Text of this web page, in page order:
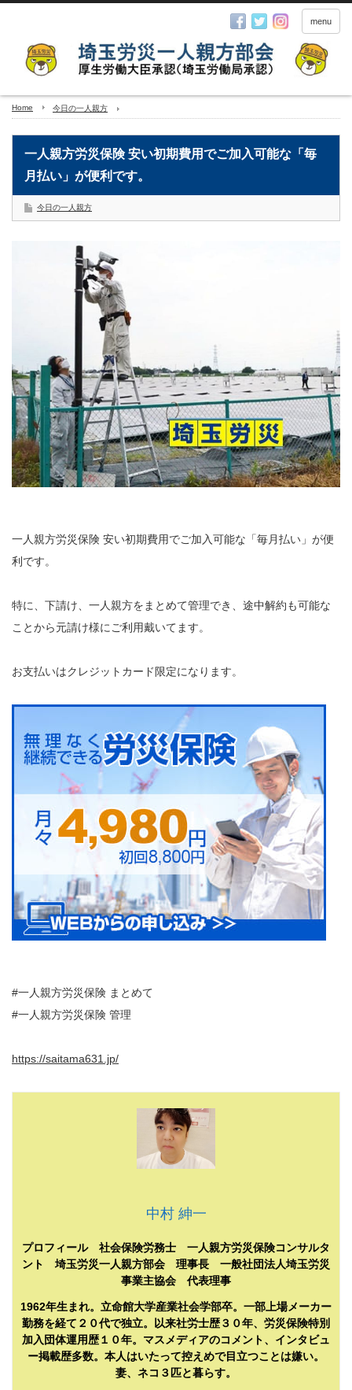
menu
Home 今日の一人親方
一人親方労災保険 安い初期費用でご加入可能な「毎
月払い」が便利です。
今日の一人親方
一人親方労災保険 安い初期費用でご加入可能な「毎月払い」が便
利です。
特に、下請け、一人親方をまとめて管理でき、途中解約も可能な
ことから元請け様にご利用戴いてます。
お支払いはクレジットカード限定になります。
#一人親方労災保険 まとめて
#一人親方労災保険 管理
https://saitama631.jp/
中村 紳一
プロフィール 社会保険労務士 一人親方労災保険コンサルタ
ント 埼玉労災一人親方部会 理事長 一般社団法人埼玉労災
事業主協会 代表理事
1962年生まれ。立命館大学産業社会学部卒。一部上場メーカー
勤務を経て２０代で独立。以来社労士歴３０年、労災保険特別
加入団体運用歴１０年。マスメディアのコメント、インタビュ
ー掲載歴多数。本人はいたって控えめで目立つことは嫌い。
妻、ネコ３匹と暮らす。